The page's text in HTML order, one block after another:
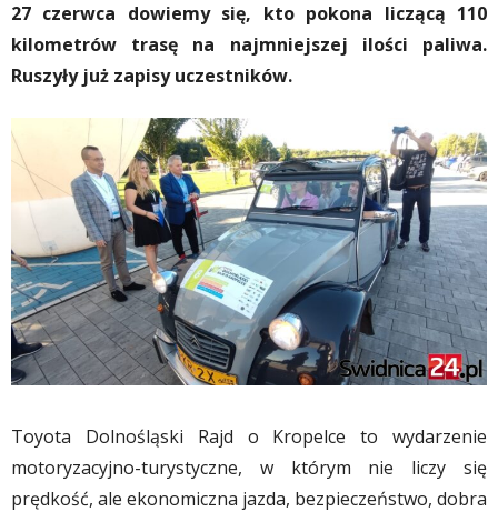
27 czerwca dowiemy się, kto pokona liczącą 110
kilometrów trasę na najmniejszej ilości paliwa.
Ruszyły już zapisy uczestników.
Toyota Dolnośląski Rajd o Kropelce to wydarzenie
motoryzacyjno-turystyczne, w którym nie liczy się
prędkość, ale ekonomiczna jazda, bezpieczeństwo, dobra